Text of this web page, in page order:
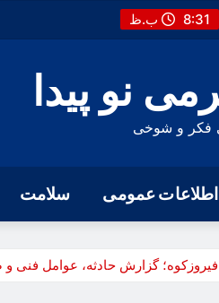
8:31 ب.ظ
نو پیدا
فکر و شوخی
اطلاعات عمومی سلامت
گزارش حادثه، عوامل فنی